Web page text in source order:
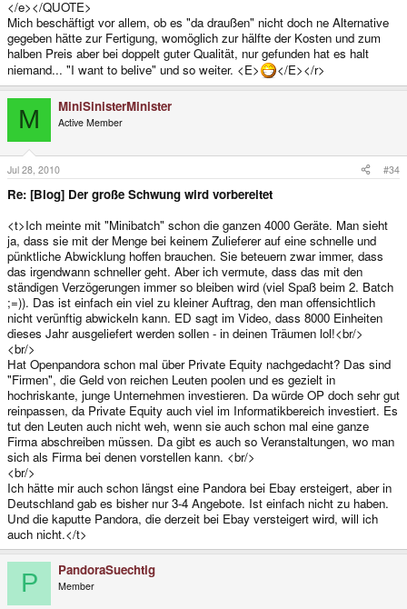
</e></QUOTE>
Mich beschäftigt vor allem, ob es "da draußen" nicht doch ne Alternative
gegeben hätte zur Fertigung, womöglich zur hälfte der Kosten und zum
halben Preis aber bei doppelt guter Qualität, nur gefunden hat es halt
niemand... "I want to belive" und so weiter. <E>
</E></r>
M MiniSinisterMinister
Active Member
Jul 28, 2010 #34
Re: [Blog] Der große Schwung wird vorbereitet
<t>Ich meinte mit "Minibatch" schon die ganzen 4000 Geräte. Man sieht
ja, dass sie mit der Menge bei keinem Zulieferer auf eine schnelle und
pünktliche Abwicklung hoffen brauchen. Sie beteuern zwar immer, dass
das irgendwann schneller geht. Aber ich vermute, dass das mit den
ständigen Verzögerungen immer so bleiben wird (viel Spaß beim 2. Batch
;=)). Das ist einfach ein viel zu kleiner Auftrag, den man offensichtlich
nicht verünftig abwickeln kann. ED sagt im Video, dass 8000 Einheiten
dieses Jahr ausgeliefert werden sollen - in deinen Träumen lol!<br/>
<br/>
Hat Openpandora schon mal über Private Equity nachgedacht? Das sind
"Firmen", die Geld von reichen Leuten poolen und es gezielt in
hochriskante, junge Unternehmen investieren. Da würde OP doch sehr gut
reinpassen, da Private Equity auch viel im Informatikbereich investiert. Es
tut den Leuten auch nicht weh, wenn sie auch schon mal eine ganze
Firma abschreiben müssen. Da gibt es auch so Veranstaltungen, wo man
sich als Firma bei denen vorstellen kann. <br/>
<br/>
Ich hätte mir auch schon längst eine Pandora bei Ebay ersteigert, aber in
Deutschland gab es bisher nur 3-4 Angebote. Ist einfach nicht zu haben.
Und die kaputte Pandora, die derzeit bei Ebay versteigert wird, will ich
auch nicht.</t>
P PandoraSuechtig
Member